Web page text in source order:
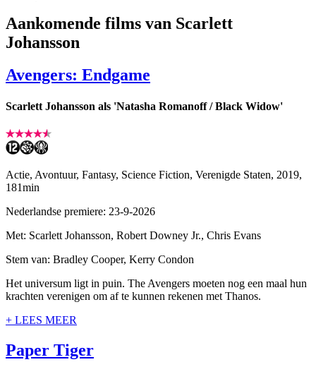
Aankomende films van Scarlett
Johansson
Avengers: Endgame
Scarlett Johansson als 'Natasha Romanoff / Black Widow'
Actie, Avontuur, Fantasy, Science Fiction, Verenigde Staten, 2019,
181min
Nederlandse premiere: 23-9-2026
Met: Scarlett Johansson, Robert Downey Jr., Chris Evans
Stem van: Bradley Cooper, Kerry Condon
Het universum ligt in puin. The Avengers moeten nog een maal hun
krachten verenigen om af te kunnen rekenen met Thanos.
+ LEES MEER
Paper Tiger